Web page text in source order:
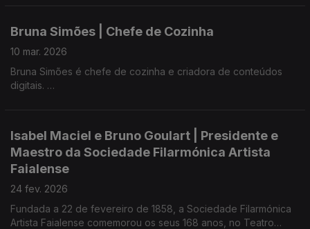
Bruna Simões | Chefe de Cozinha
10 mar. 2026
Bruna Simões é chefe de cozinha e criadora de conteúdos
digitais.
Isabel Maciel e Bruno Goulart | Presidente e
Maestro da Sociedade Filarmónica Artista
Faialense
24 fev. 2026
Fundada a 22 de fevereiro de 1858, a Sociedade Filarmónica
Artista Faialense comemorou os seus 168 anos, no Teatro